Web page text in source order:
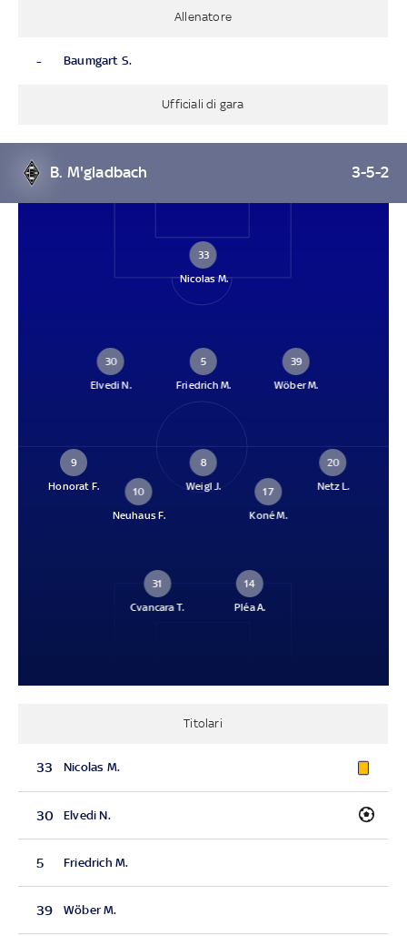
Allenatore
- Baumgart S.
Ufficiali di gara
B. M'gladbach 3-5-2
33
Nicolas M.
30
Elvedi N.
5
Friedrich M.
39
Wöber M.
9
Honorat F.
10
Neuhaus F.
8
Weigl J.
17
Koné M.
20
Netz L.
31
Cvancara T.
14
Pléa A.
Titolari
33 Nicolas M.
30 Elvedi N.
5 Friedrich M.
39 Wöber M.